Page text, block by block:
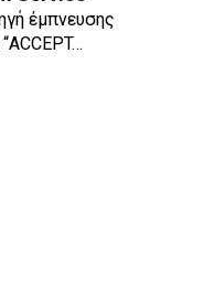
έμπνευσης